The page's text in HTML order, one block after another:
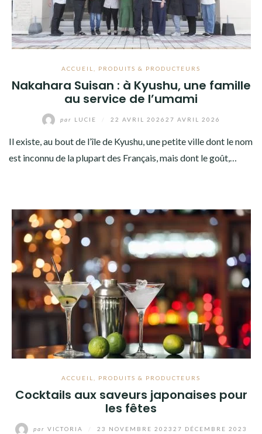
ACCUEIL PRODUITS & PRODUCTEURS
Nakahara Suisan : à Kyushu, une famille
au service de l’umami
par LUCIE 22 AVRIL 2026 27 AVRIL 2026
Il existe, au bout de l’île de Kyushu, une petite ville dont le nom
est inconnu de la plupart des Français, mais dont le goût,…
ACCUEIL PRODUITS & PRODUCTEURS
Cocktails aux saveurs japonaises pour
les fêtes
par VICTORIA 23 NOVEMBRE 2023 27 DÉCEMBRE 2023